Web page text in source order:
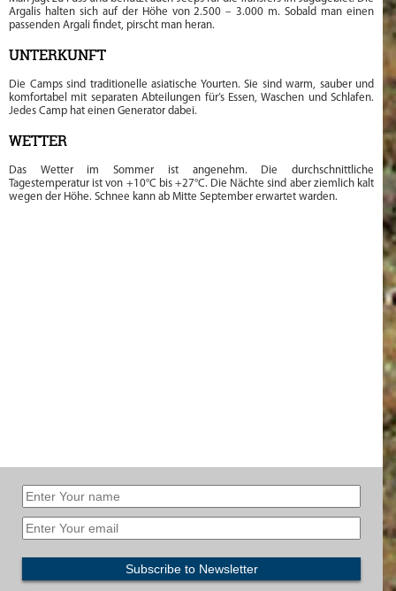
Argalis halten sich auf der Höhe von 2.500 – 3.000 m. Sobald man einen
passenden Argali findet, pirscht man heran.
UNTERKUNFT
Die Camps sind traditionelle asiatische Yourten. Sie sind warm, sauber und
komfortabel mit separaten Abteilungen für’s Essen, Waschen und Schlafen.
Jedes Camp hat einen Generator dabei.
WETTER
Das Wetter im Sommer ist angenehm. Die durchschnittliche
Tagestemperatur ist von +10°C bis +27°C. Die Nächte sind aber ziemlich kalt
wegen der Höhe. Schnee kann ab Mitte September erwartet warden.